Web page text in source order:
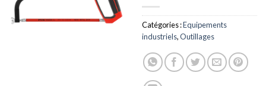
Catégories :Equipements
industriels,Outillages